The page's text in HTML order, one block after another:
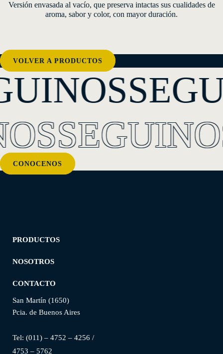
Versión envasada al vacío, que preserva intactas sus cualidades de
aroma, sabor y color, con mayor duración.
VOLVER A PRODUCTOS
CONOCENOS
PRODUCTOS
NOSOTROS
CONTACTO
San Martín (1650)
Pcia. de Buenos Aires
Tel: (011) – 4752 – 4256 /
4753 – 5762